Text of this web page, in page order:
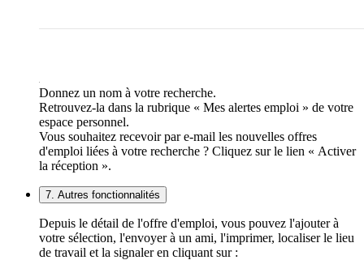
Donnez un nom à votre recherche.
Retrouvez-la dans la rubrique « Mes alertes emploi » de votre
espace personnel.
Vous souhaitez recevoir par e-mail les nouvelles offres
d'emploi liées à votre recherche ? Cliquez sur le lien « Activer
la réception ».
7. Autres fonctionnalités
Depuis le détail de l'offre d'emploi, vous pouvez l'ajouter à
votre sélection, l'envoyer à un ami, l'imprimer, localiser le lieu
de travail et la signaler en cliquant sur :